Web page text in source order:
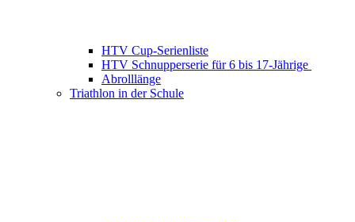
HTV Cup-Serienliste
HTV Schnupperserie für 6 bis 17-Jährige
Abrolllänge
Triathlon in der Schule